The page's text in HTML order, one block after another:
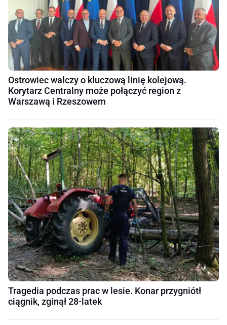
Ostrowiec walczy o kluczową linię kolejową.
Korytarz Centralny może połączyć region z
Warszawą i Rzeszowem
Tragedia podczas prac w lesie. Konar przygniótł
ciągnik, zginął 28-latek